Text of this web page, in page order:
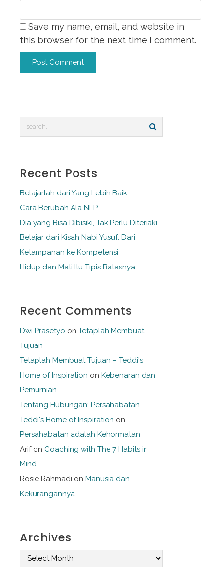
Save my name, email, and website in
this browser for the next time I comment.
Recent Posts
Belajarlah dari Yang Lebih Baik
Cara Berubah Ala NLP
Dia yang Bisa Dibisiki, Tak Perlu Diteriaki
Belajar dari Kisah Nabi Yusuf: Dari
Ketampanan ke Kompetensi
Hidup dan Mati Itu Tipis Batasnya
Recent Comments
Dwi Prasetyo on Tetaplah Membuat
Tujuan
Tetaplah Membuat Tujuan – Teddi's
Home of Inspiration on Kebenaran dan
Pemurnian
Tentang Hubungan: Persahabatan –
Teddi's Home of Inspiration on
Persahabatan adalah Kehormatan
Arifon Coaching with The 7 Habits in
Mind
Rosie Rahmadi on Manusia dan
Kekurangannya
Archives